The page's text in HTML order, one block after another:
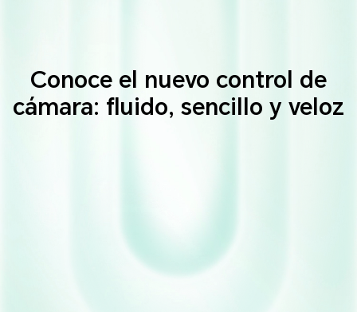
Conoce el nuevo control de
cámara: fluido, sencillo y veloz